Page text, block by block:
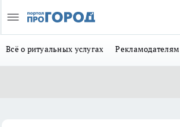
Всё о ритуальных услугах Рекламодателям